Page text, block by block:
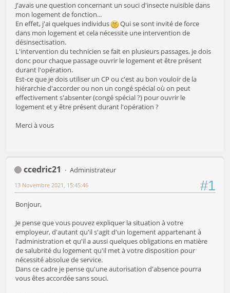
J'avais une question concernant un souci d'insecte nuisible dans
mon logement de fonction...
En effet, j'ai quelques individus
Qui se sont invité de force
dans mon logement et cela nécessite une intervention de
désinsectisation.
L'intervention du technicien se fait en plusieurs passages, je dois
donc pour chaque passage ouvrir le logement et être présent
durant l'opération.
Est-ce que je dois utiliser un CP ou c'est au bon vouloir de la
hiérarchie d'accorder ou non un congé spécial où on peut
effectivement s'absenter (congé spécial ?) pour ouvrir le
logement et y être présent durant l'opération ?
Merci à vous
ccedric21 Administrateur
#1
13 Novembre 2021, 15:45:46
Bonjour,
Je pense que vous pouvez expliquer la situation à votre
employeur, d'autant qu'il s'agit d'un logement appartenant à
l'administration et qu'il a aussi quelques obligations en matière
de salubrité du logement qu'il met à votre disposition pour
nécessité absolue de service.
Dans ce cadre je pense qu'une autorisation d'absence pourra
vous êtes accordée sans souci.